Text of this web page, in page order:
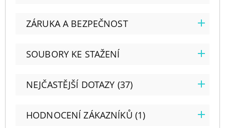
ZÁRUKA A BEZPEČNOST
SOUBORY KE STAŽENÍ
NEJČASTĚJŠÍ DOTAZY (37)
HODNOCENÍ ZÁKAZNÍKŮ (1)